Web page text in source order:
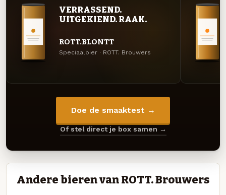
VERRASSEND.
UITGEKIEND. RAAK.
ROTT.BLONTT
Speciaalbier · ROTT. Brouwers
Doe de smaaktest →
Of stel direct je box samen →
Andere bieren van ROTT. Brouwers